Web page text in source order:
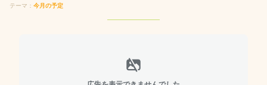
テーマ： 今月の予定